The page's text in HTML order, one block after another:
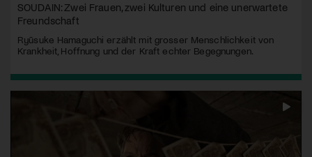
SOUDAIN: Zwei Frauen, zwei Kulturen und eine unerwartete
Freundschaft
Ryūsuke Hamaguchi erzählt mit grosser Menschlichkeit von
Krankheit, Hoffnung und der Kraft echter Begegnungen.